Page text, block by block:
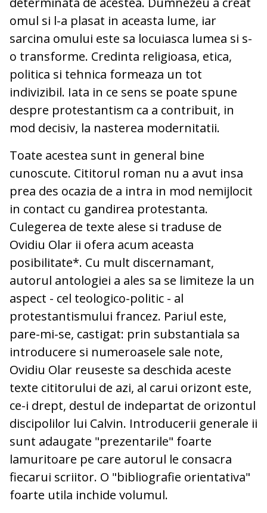
omul si l-a plasat in aceasta lume, iar
sarcina omului este sa locuiasca lumea si s-
o transforme. Credinta religioasa, etica,
politica si tehnica formeaza un tot
indivizibil. Iata in ce sens se poate spune
despre protestantism ca a contribuit, in
mod decisiv, la nasterea modernitatii.
Toate acestea sunt in general bine
cunoscute. Cititorul roman nu a avut insa
prea des ocazia de a intra in mod nemijlocit
in contact cu gandirea protestanta.
Culegerea de texte alese si traduse de
Ovidiu Olar ii ofera acum aceasta
posibilitate*. Cu mult discernamant,
autorul antologiei a ales sa se limiteze la un
aspect - cel teologico-politic - al
protestantismului francez. Pariul este,
pare-mi-se, castigat: prin substantiala sa
introducere si numeroasele sale note,
Ovidiu Olar reuseste sa deschida aceste
texte cititorului de azi, al carui orizont este,
ce-i drept, destul de indepartat de orizontul
discipolilor lui Calvin. Introducerii generale ii
sunt adaugate "prezentarile" foarte
lamuritoare pe care autorul le consacra
fiecarui scriitor. O "bibliografie orientativa"
foarte utila inchide volumul.